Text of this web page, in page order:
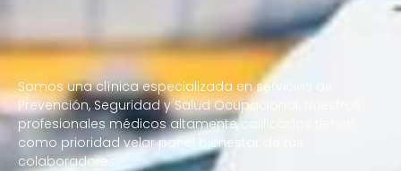
Somos una clínica especializada en servicios de
Prevención, Seguridad y Salud Ocupacional. Nuestros
profesionales médicos altamente calificados tienen
como prioridad velar por el bienestar de tus
colaboradores.